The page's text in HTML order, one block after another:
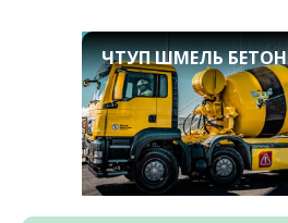
ЧТУП ШМЕЛЬ БЕТОН